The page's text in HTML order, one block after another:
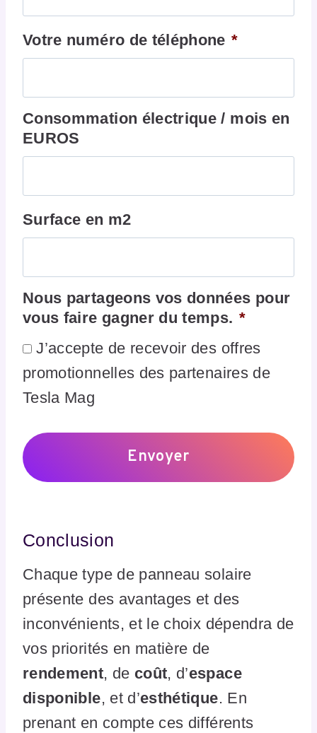
Votre numéro de téléphone *
Consommation électrique / mois en
EUROS
Surface en m2
Nous partageons vos données pour
vous faire gagner du temps. *
J’accepte de recevoir des offres
promotionnelles des partenaires de
Tesla Mag
Conclusion
Chaque type de panneau solaire
présente des avantages et des
inconvénients, et le choix dépendra de
vos priorités en matière de
rendement, de coût, d’espace
disponible, et d’esthétique. En
prenant en compte ces différents